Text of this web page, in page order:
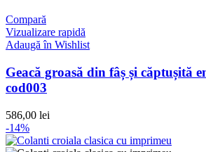
Compară
Vizualizare rapidă
Adaugă în Wishlist
Geacă groasă din fâș și căptușită
cod003
586,00 lei
-14%